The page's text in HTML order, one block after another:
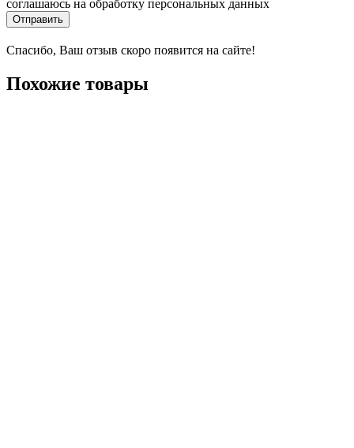
соглашаюсь на обработку персональных данных
Отправить
Спасибо, Ваш отзыв скоро появится на сайте!
Похожие товары